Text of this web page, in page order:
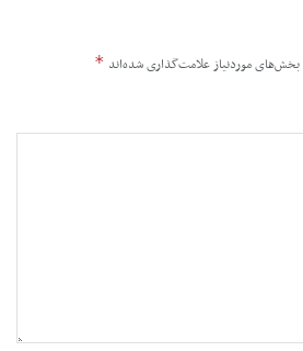
بخش‌های موردنیاز علامت‌گذاری شده‌اند *